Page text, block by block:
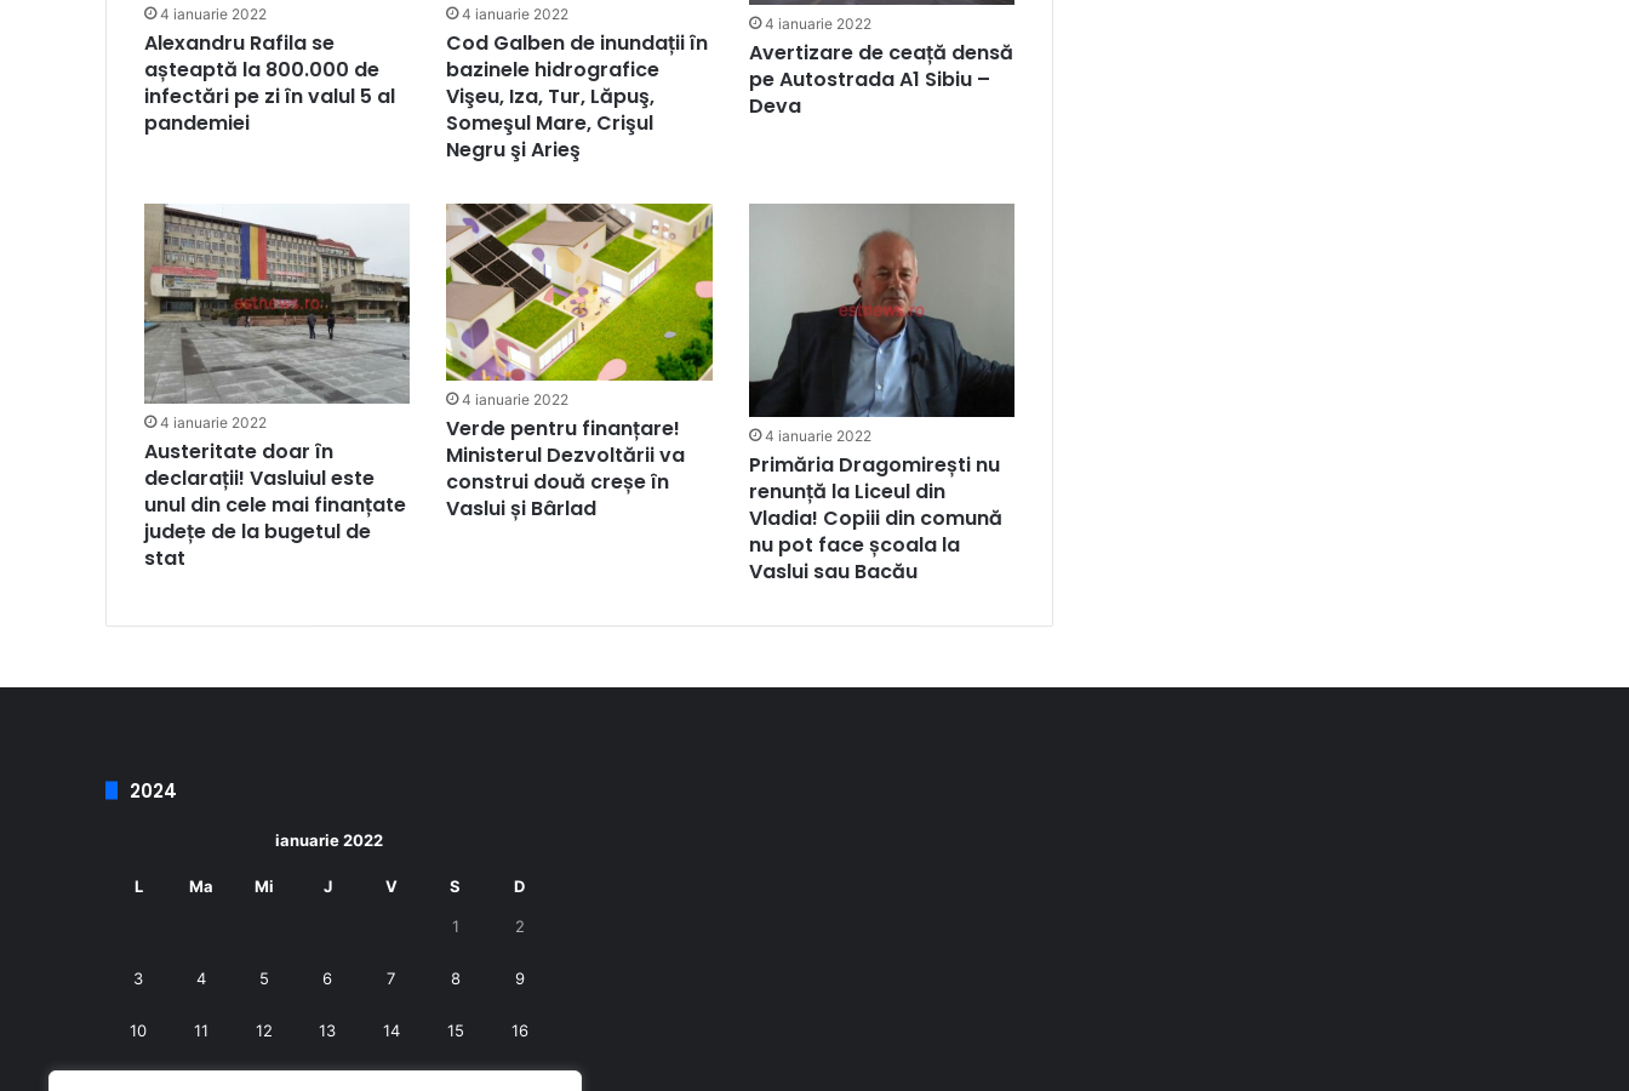
4 ianuarie 2022
Alexandru Rafila se
așteaptă la 800.000 de
infectări pe zi în valul 5 al
pandemiei
4 ianuarie 2022
Cod Galben de inundații în
bazinele hidrografice
Vişeu, Iza, Tur, Lăpuş,
Someşul Mare, Crişul
Negru şi Arieş
4 ianuarie 2022
Avertizare de ceață densă
pe Autostrada A1 Sibiu –
Deva
4 ianuarie 2022
Austeritate doar în
declarații! Vasluiul este
unul din cele mai finanțate
județe de la bugetul de
stat
4 ianuarie 2022
Verde pentru finanțare!
Ministerul Dezvoltării va
construi două creșe în
Vaslui și Bârlad
4 ianuarie 2022
Primăria Dragomirești nu
renunță la Liceul din
Vladia! Copiii din comună
nu pot face școala la
Vaslui sau Bacău
2024
ianuarie 2022
L Ma Mi J V S D
1 2
3 4 5 6 7 8 9
10 11 12 13 14 15 16